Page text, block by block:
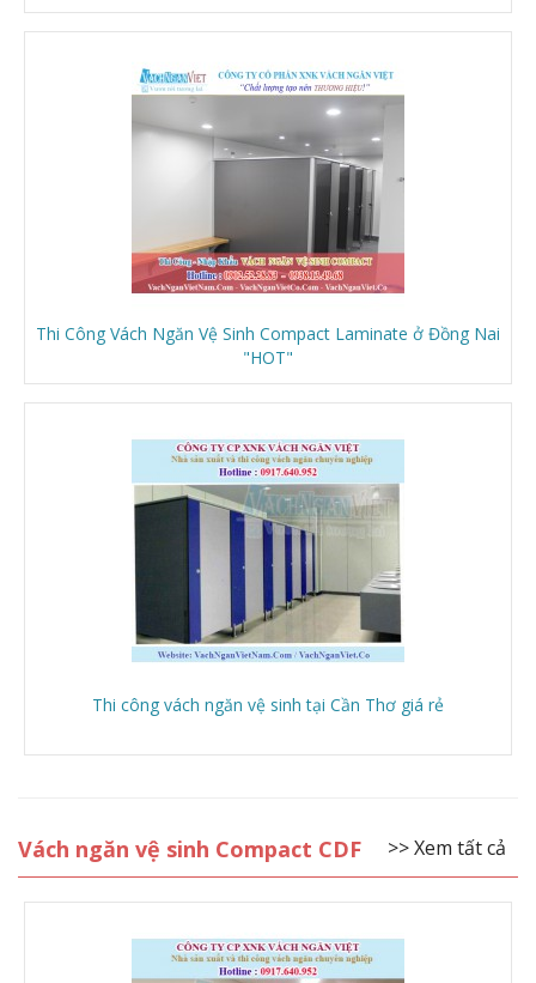
Thi Công Vách Ngăn Vệ Sinh Compact Laminate ở Đồng Nai
"HOT"
Thi công vách ngăn vệ sinh tại Cần Thơ giá rẻ
Vách ngăn vệ sinh Compact CDF >> Xem tất cả